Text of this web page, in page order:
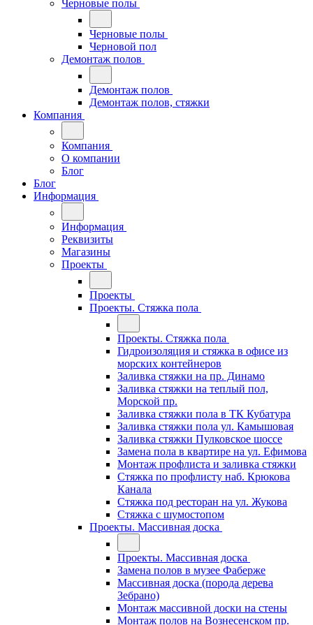
Черновые полы
Черновые полы
Черновой пол
Демонтаж полов
Демонтаж полов
Демонтаж полов, стяжки
Компания
Компания
О компании
Блог
Блог
Информация
Информация
Реквизиты
Магазины
Проекты
Проекты
Проекты. Стяжка пола
Проекты. Стяжка пола
Гидроизоляция и стяжка в офисе из
морских контейнеров
Заливка стяжки на пр. Динамо
Заливка стяжки на теплый пол,
Морской пр.
Заливка стяжки пола в ТК Кубатура
Заливка стяжки пола ул. Камышовая
Заливка стяжки Пулковское шоссе
Замена пола в квартире на ул. Ефимова
Монтаж профлиста и заливка стяжки
Стяжка по профлисту наб. Крюкова
Канала
Стяжка под ресторан на ул. Жукова
Стяжка с шумостопом
Проекты. Массивная доска
Проекты. Массивная доска
Замена полов в музее Фаберже
Массивная доска (порода дерева
Зебрано)
Монтаж массивной доски на стены
Монтаж полов на Вознесенском пр.